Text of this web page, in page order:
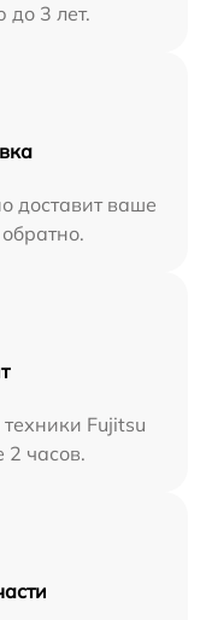
до 3 лет.
доставит ваше
Fujitsu
2 часов.